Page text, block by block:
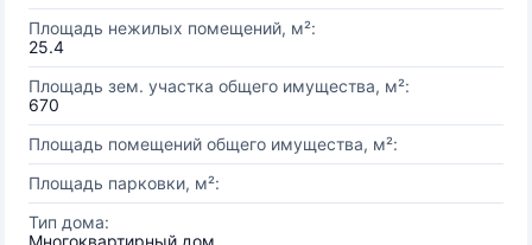
Площадь нежилых помещений, м²:
25.4
Площадь зем. участка общего имущества, м²:
670
Площадь помещений общего имущества, м²:
Площадь парковки, м²:
Тип дома:
Многоквартирный дом